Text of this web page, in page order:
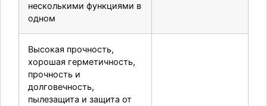
несколькими функциями в
одном
Высокая прочность,
хорошая герметичность,
прочность и
долговечность,
пылезащита и защита от